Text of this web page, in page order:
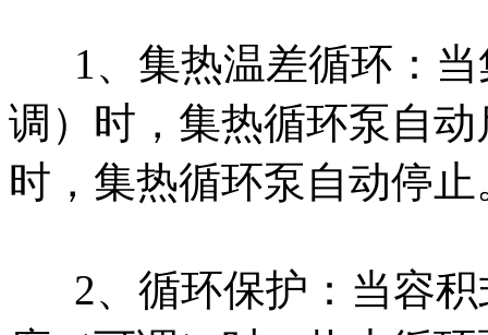
1、集热温差循环：
调）时，集热循环泵自
时，集热循环泵自动停止
2、循环保护：当容